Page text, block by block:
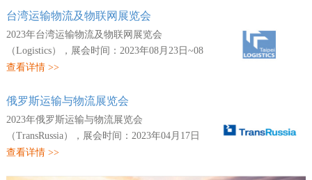
市快递行业协会...
台湾运输物流及物联网展览会
2023年台湾运输物流及物联网展览会
（Logistics），展会时间：2023年08月23日~08
月26日，展会地点：中国港台-台湾-南港区经
方：展昭国际企业股...
查看详情 >>
俄罗斯运输与物流展览会
2023年俄罗斯运输与物流展览会
（TransRussia），展会时间：2023年04月17日
~04月19日，展会地点：俄罗斯-莫斯科-
查看详情 >>